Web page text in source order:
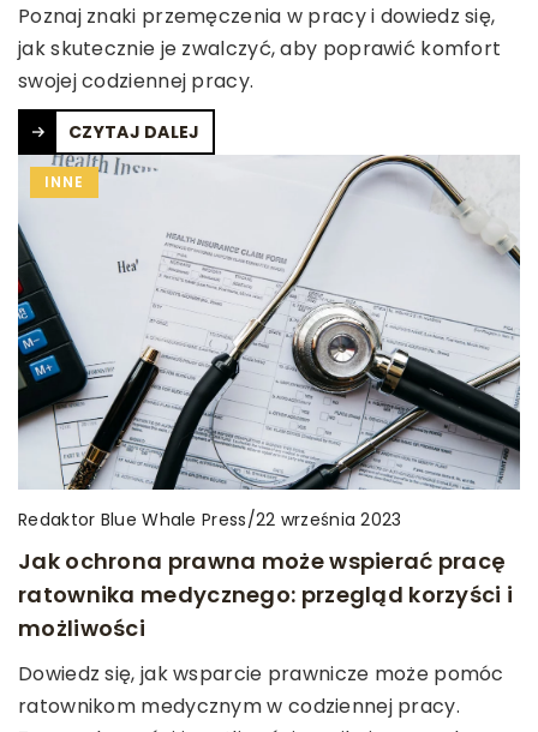
Poznaj znaki przemęczenia w pracy i dowiedz się,
jak skutecznie je zwalczyć, aby poprawić komfort
swojej codziennej pracy.
CZYTAJ DALEJ
INNE
Redaktor Blue Whale Press/22 września 2023
Jak ochrona prawna może wspierać pracę
ratownika medycznego: przegląd korzyści i
możliwości
Dowiedz się, jak wsparcie prawnicze może pomóc
ratownikom medycznym w codziennej pracy.